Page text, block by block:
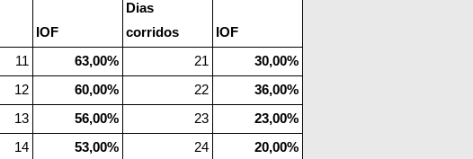
IOF
Dias
corridos
IOF
11 63,00% 21 30,00%
12 60,00% 22 36,00%
13 56,00% 23 23,00%
14 53,00% 24 20,00%